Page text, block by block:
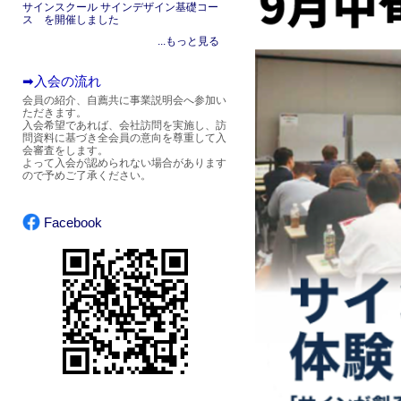
サインスクール サインデザイン基礎コー
ス を開催しました
...もっと見る
➡入会の流れ
会員の紹介、自薦共に事業説明会へ参加い
ただきます。
入会希望であれば、会社訪問を実施し、訪
問資料に基づき全会員の意向を尊重して入
会審査をします。
よって入会が認められない場合があります
ので予めご了承ください。
Facebook